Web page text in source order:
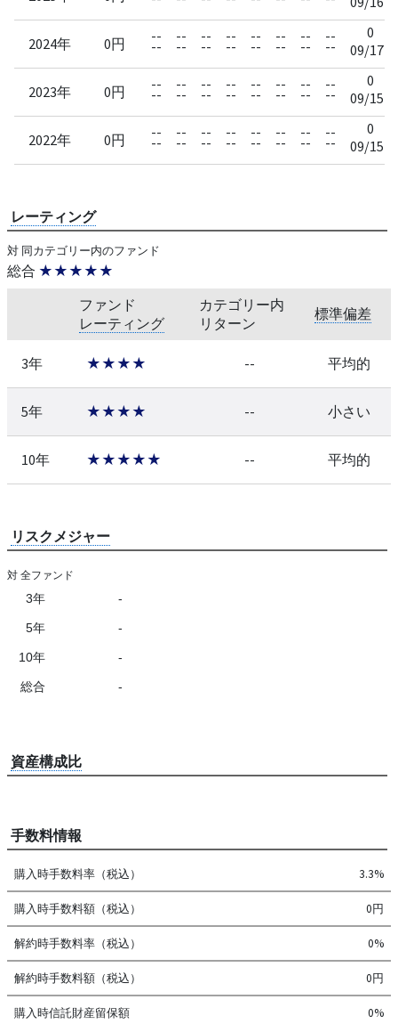
2024年 0円 --
--
--
--
--
--
--
--
--
--
--
--
--
--
--
--
0
09/17
2023年 0円 --
--
--
--
--
--
--
--
--
--
--
--
--
--
--
--
0
09/15
2022年 0円 --
--
--
--
--
--
--
--
--
--
--
--
--
--
--
--
0
09/15
レーティング
対 同カテゴリー内のファンド
総合 ★★★★★
ファンド
レーティング
カテゴリー内
リターン
標準偏差
3年 ★★★★ -- 平均的
5年 ★★★★ -- 小さい
10年 ★★★★★ -- 平均的
リスクメジャー
対 全ファンド
3年 -
5年 -
10年 -
総合 -
資産構成比
手数料情報
購入時手数料率（税込） 3.3%
購入時手数料額（税込） 0円
解約時手数料率（税込） 0%
解約時手数料額（税込） 0円
購入時信託財産留保額 0%